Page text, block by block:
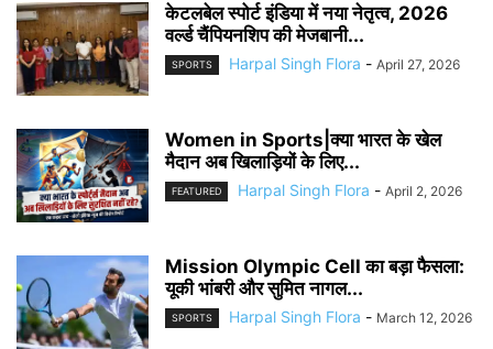
केटलबेल स्पोर्ट इंडिया में नया नेतृत्व, 2026
वर्ल्ड चैंपियनशिप की मेजबानी...
SPORTS Harpal Singh Flora - April 27, 2026
Women in Sports|क्या भारत के खेल
मैदान अब खिलाड़ियों के लिए...
FEATURED Harpal Singh Flora - April 2, 2026
Mission Olympic Cell का बड़ा फैसला:
यूकी भांबरी और सुमित नागल...
SPORTS Harpal Singh Flora - March 12, 2026